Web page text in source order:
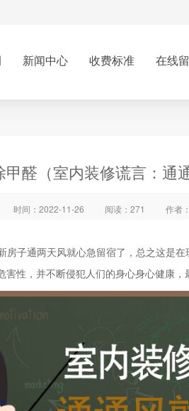
新闻中心 收费标准 在线
甲醛（室内装修谎言：通
时间：2022-11-26 阅读：271 作者：
子通两天风就心急留宿了，总之这是在
性，并不断侵犯人们的身心身心健康，